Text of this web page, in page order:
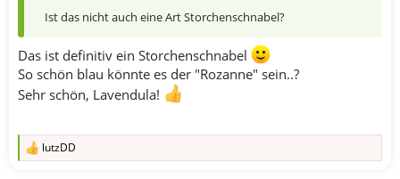
Ist das nicht auch eine Art Storchenschnabel?
Das ist definitiv ein Storchenschnabel
So schön blau könnte es der "Rozanne" sein..?
Sehr schön, Lavendula!
R
lutzDD